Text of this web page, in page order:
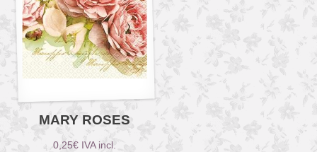
MARY ROSES
0,25€ IVA incl.